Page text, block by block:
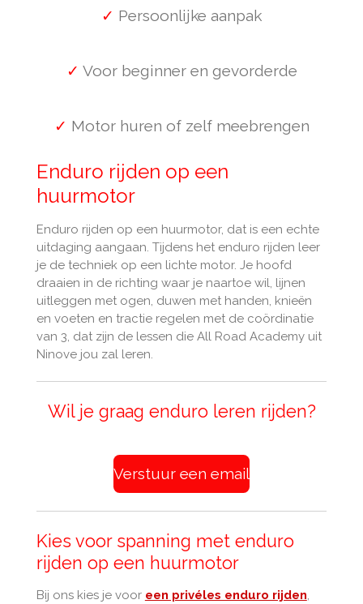
✓ Persoonlijke aanpak
✓ Voor beginner en gevorderde
✓ Motor huren of zelf meebrengen
Enduro rijden op een
huurmotor
Enduro rijden op een huurmotor, dat is een echte
uitdaging aangaan. Tijdens het enduro rijden leer
je de techniek op een lichte motor. Je hoofd
draaien in de richting waar je naartoe wil, lijnen
uitleggen met ogen, duwen met handen, knieën
en voeten en tractie regelen met de coördinatie
van 3, dat zijn de lessen die All Road Academy uit
Ninove jou zal leren.
Wil je graag enduro leren rijden?
Verstuur een email
Kies voor spanning met enduro
rijden op een huurmotor
Bij ons kies je voor een privéles enduro rijden,